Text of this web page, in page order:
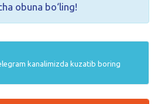
obuna bo‘ling!
kanalimizda kuzatib boring